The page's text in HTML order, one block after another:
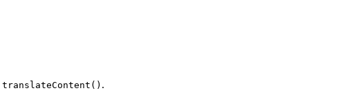
translateContent() .